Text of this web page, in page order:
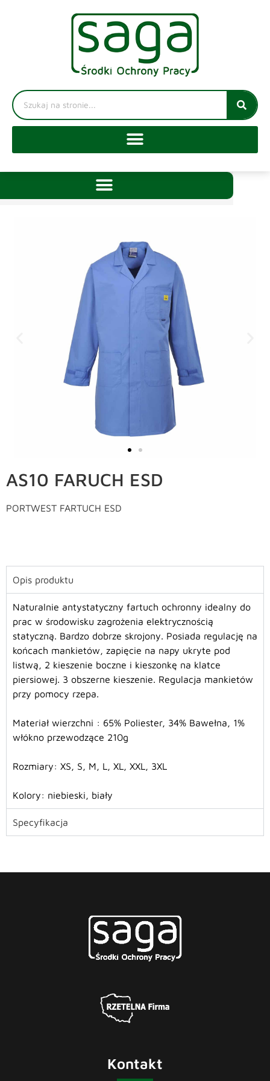
AS10 FARUCH ESD
PORTWEST FARTUCH ESD
Opis produktu
Naturalnie antystatyczny fartuch ochronny idealny do
prac w środowisku zagrożenia elektrycznością
statyczną. Bardzo dobrze skrojony. Posiada regulację na
końcach mankietów, zapięcie na napy ukryte pod
listwą, 2 kieszenie boczne i kieszonkę na klatce
piersiowej. 3 obszerne kieszenie. Regulacja mankietów
przy pomocy rzepa.
Materiał wierzchni : 65% Poliester, 34% Bawełna, 1%
włókno przewodzące 210g
Rozmiary: XS, S, M, L, XL, XXL, 3XL
Kolory: niebieski, biały
Specyfikacja
Kontakt